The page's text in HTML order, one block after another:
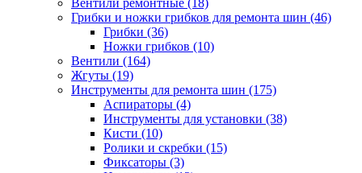
Вентили ремонтные (18)
Грибки и ножки грибков для ремонта шин (46)
Грибки (36)
Ножки грибков (10)
Вентили (164)
Жгуты (19)
Инструменты для ремонта шин (175)
Аспираторы (4)
Инструменты для установки (38)
Кисти (10)
Ролики и скребки (15)
Фиксаторы (3)